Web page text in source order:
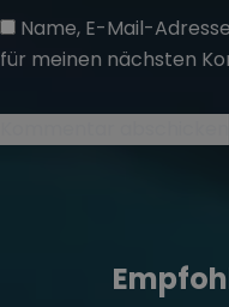
Name, E-Mail-
für meinen nächsten